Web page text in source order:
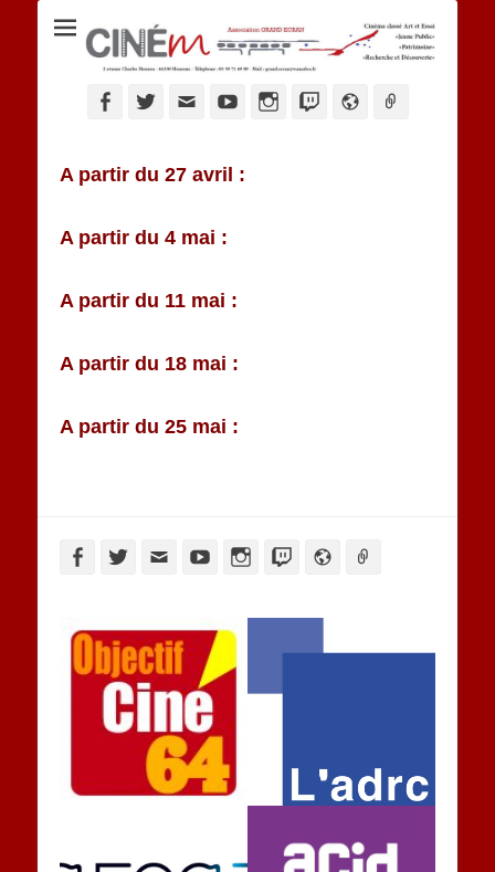
Ciné M
Facebook
TwitterAdresseYouTubeInstagram
TwitchWebsite
A partir du 27 avril :
A partir du 4 mai :
A partir du 11 mai :
A partir du 18 mai :
A partir du 25 mai :
FacebookTwitterAdresseYouTubeInstagram
TwitchWebsite